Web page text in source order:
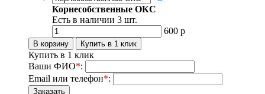
Корнесобственные ОКС
Есть в наличии 3 шт.
600 р
Купить в 1 клик
Ваши ФИО*:
Email или телефон*: